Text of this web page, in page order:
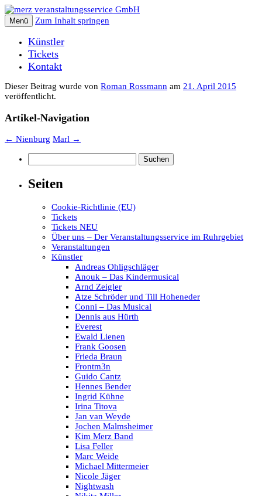
Menü Zum Inhalt springen
Künstler
Tickets
Kontakt
Dieser Beitrag wurde von Roman Rossmann am 21. April 2015
veröffentlicht.
Artikel-Navigation
← Nienburg Marl →
nach:
Seiten
Cookie-Richtlinie (EU)
Tickets
Tickets NEU
Über uns – Der Veranstaltungsservice im Ruhrgebiet
Veranstaltungen
Künstler
Andreas Ohligschläger
Anouk – Das Kindermusical
Arnd Zeigler
Atze Schröder und Till Hoheneder
Conni – Das Musical
Dennis aus Hürth
Everest
Ewald Lienen
Frank Goosen
Frieda Braun
Frontm3n
Guido Cantz
Hennes Bender
Ingrid Kühne
Irina Titova
Jan van Weyde
Jochen Malmsheimer
Kim Merz Band
Lisa Feller
Marc Weide
Michael Mittermeier
Nicole Jäger
Nightwash